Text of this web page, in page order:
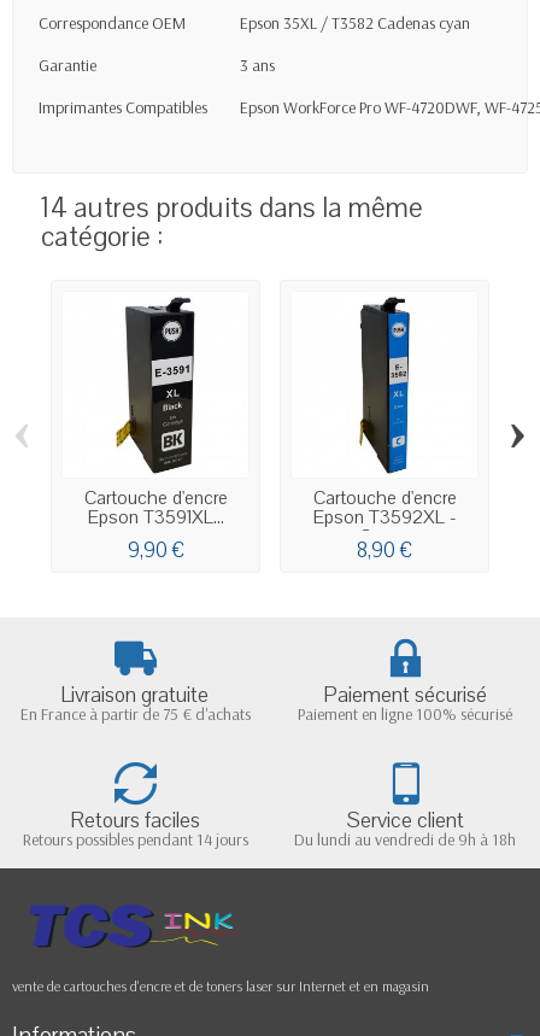
Correspondance OEM
Epson 35XL / T3582 Cadenas cyan
Garantie
3 ans
Imprimantes Compatibles
Epson WorkForce Pro WF-4720DWF, WF-
14 autres produits dans la même
catégorie :
Cartouche d'encre
Epson T3591XL...
9,90 €
Cartouche d'encre
Epson T3592XL -
Cyan...
8,90 €
‹ ›
Livraison gratuite
En France à partir de 75 € d'achats
Paiement sécurisé
Paiement en ligne 100% sécurisé
Retours faciles
Retours possibles pendant 14 jours
Service client
Du lundi au vendredi de 9h à 18h
vente de cartouches d'encre et de toners laser sur Internet et en magasin